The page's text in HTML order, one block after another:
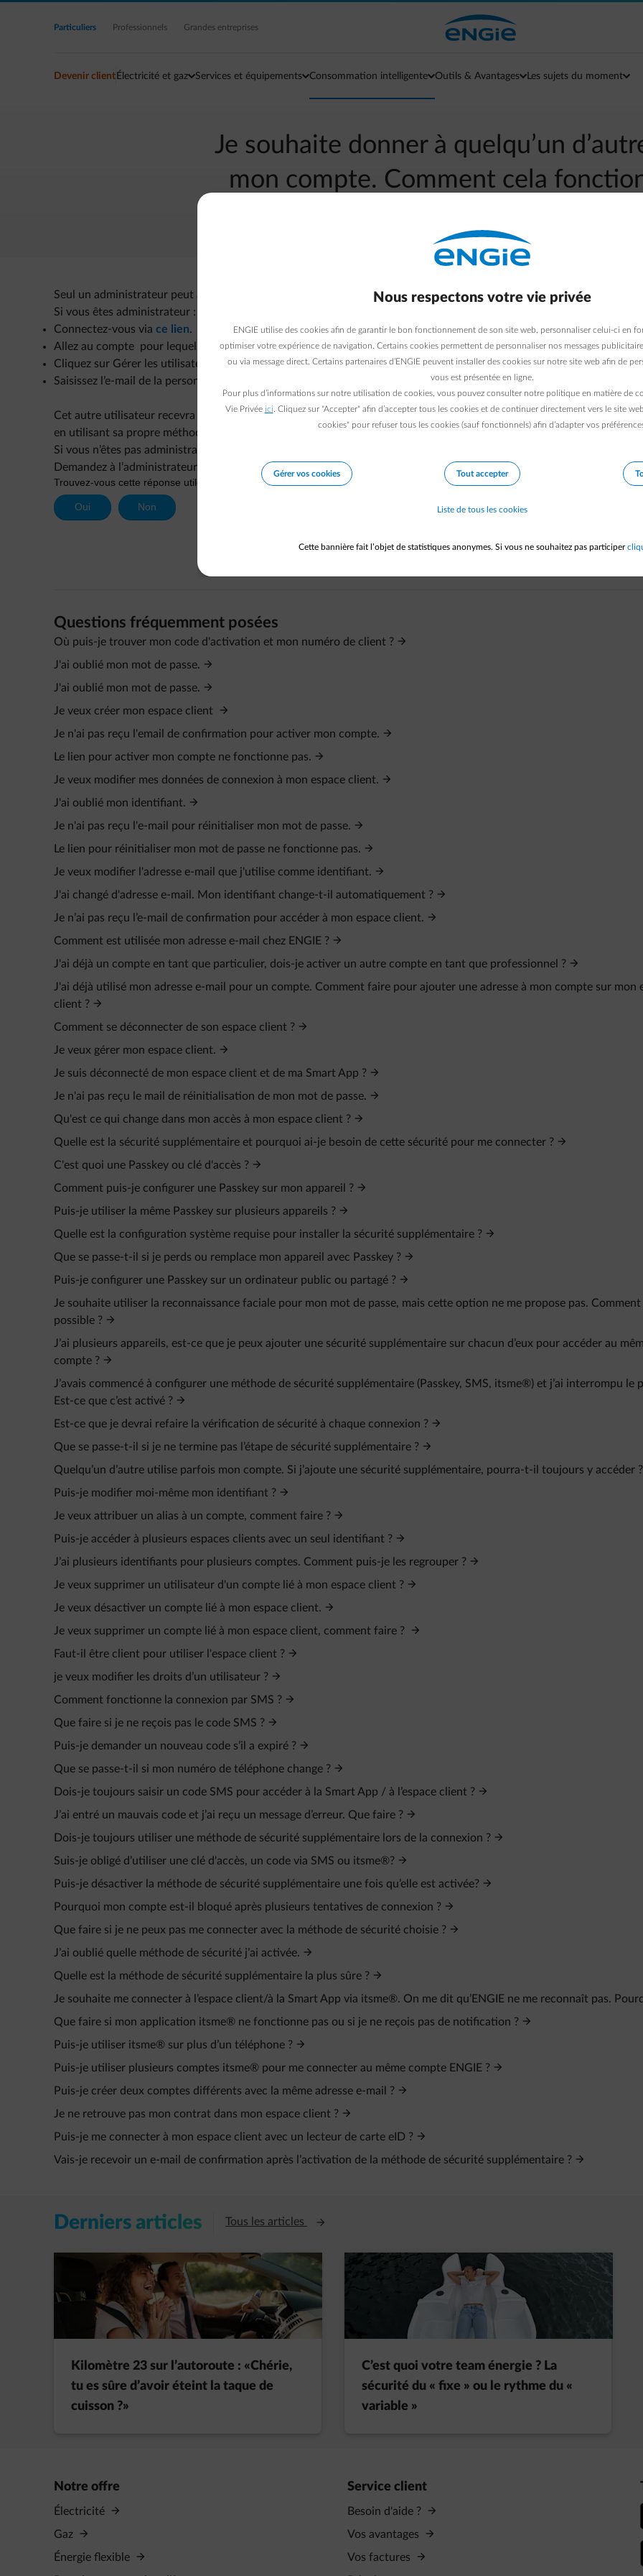
Accéder au contenu principal
Particuliers Professionnels Grandes entreprises
Devenir client Électricité et gaz Services et équipements Consommation intelligente Outils & Avantages Les sujets du moment
Je souhaite donner à quelqu’un
mon compte. Comment cela
Aller à la page contact
Seul un administrateur peut ajouter un utilisateur.
Si vous êtes administrateur :
Connectez-vous via ce lien.
Allez au compte pour lequel vous souhaitez ajouter un utilisateur
Cliquez sur Gérer les utilisateurs du compte concerné.
Saisissez l’e-mail de la personne à inviter.
Cet autre utilisateur recevra une invitation par e-mail et pourra alors se connecter à votre compte en tant qu’autre
en utilisant sa propre méthode de sécurité
Si vous n’êtes pas administrateur :
Demandez à l’administrateur de vous donner les droits nécessaires.
Questions fréquemment posées
Où puis-je trouver mon code d'activation et mon numéro de client ?
J'ai oublié mon mot de passe.
J'ai oublié mon mot de passe.
Je veux créer mon espace client
Je n'ai pas reçu l'email de confirmation pour activer mon compte.
Le lien pour activer mon compte ne fonctionne pas.
Je veux modifier mes données de connexion à mon espace client.
J'ai oublié mon identifiant.
Je n'ai pas reçu l'e-mail pour réinitialiser mon mot de passe.
Le lien pour réinitialiser mon mot de passe ne fonctionne pas.
Je veux modifier l'adresse e-mail que j'utilise comme identifiant.
J'ai changé d'adresse e-mail. Mon identifiant change-t-il automatiquement ?
Je n’ai pas reçu l’e‑mail de confirmation pour accéder à mon espace client.
Comment est utilisée mon adresse e-mail chez ENGIE ?
J'ai déjà un compte en tant que particulier, dois-je activer un autre compte en tant que professionnel ?
J'ai déjà utilisé mon adresse e-mail pour un compte. Comment faire pour ajouter une adresse à mon compte sur mon
client ?
Comment se déconnecter de son espace client ?
Je veux gérer mon espace client.
Je suis déconnecté de mon espace client et de ma Smart App ?
Je n'ai pas reçu le mail de réinitialisation de mon mot de passe.
Qu'est ce qui change dans mon accès à mon espace client ?
Quelle est la sécurité supplémentaire et pourquoi ai-je besoin de cette sécurité pour me connecter ?
C'est quoi une Passkey ou clé d'accès ?
Comment puis-je configurer une Passkey sur mon appareil ?
Puis-je utiliser la même Passkey sur plusieurs appareils ?
Quelle est la configuration système requise pour installer la sécurité supplémentaire ?
Que se passe-t-il si je perds ou remplace mon appareil avec Passkey ?
Puis-je configurer une Passkey sur un ordinateur public ou partagé ?
Je souhaite utiliser la reconnaissance faciale pour mon mot de passe, mais cette option ne me propose pas.
possible ?
J’ai plusieurs appareils, est-ce que je peux ajouter une sécurité supplémentaire sur chacun d’eux pour accéder au
compte ?
J’avais commencé à configurer une méthode de sécurité supplémentaire (Passkey, SMS, itsme®) et j’ai interrompu le
Est-ce que c’est activé ?
Est-ce que je devrai refaire la vérification de sécurité à chaque connexion ?
Que se passe-t-il si je ne termine pas l’étape de sécurité supplémentaire ?
Quelqu’un d’autre utilise parfois mon compte. Si j’ajoute une sécurité supplémentaire, pourra-t-il toujours y accéder ?
Puis-je modifier moi-même mon identifiant ?
Je veux attribuer un alias à un compte, comment faire ?
Puis-je accéder à plusieurs espaces clients avec un seul identifiant ?
J’ai plusieurs identifiants pour plusieurs comptes. Comment puis-je les regrouper ?
Je veux supprimer un utilisateur d'un compte lié à mon espace client ?
Je veux désactiver un compte lié à mon espace client.
Je veux supprimer un compte lié à mon espace client, comment faire ?
Faut-il être client pour utiliser l'espace client ?
je veux modifier les droits d’un utilisateur ?
Comment fonctionne la connexion par SMS ?
Que faire si je ne reçois pas le code SMS ?
Puis-je demander un nouveau code s’il a expiré ?
Que se passe-t-il si mon numéro de téléphone change ?
Dois-je toujours saisir un code SMS pour accéder à la Smart App / à l’espace client ?
J’ai entré un mauvais code et j’ai reçu un message d’erreur. Que faire ?
Dois-je toujours utiliser une méthode de sécurité supplémentaire lors de la connexion ?
Suis-je obligé d’utiliser une clé d'accès, un code via SMS ou itsme®?
Puis-je désactiver la méthode de sécurité supplémentaire une fois qu’elle est activée?
Pourquoi mon compte est-il bloqué après plusieurs tentatives de connexion ?
Que faire si je ne peux pas me connecter avec la méthode de sécurité choisie ?
J’ai oublié quelle méthode de sécurité j’ai activée.
Quelle est la méthode de sécurité supplémentaire la plus sûre ?
Je souhaite me connecter à l’espace client/à la Smart App via itsme®. On me dit qu’ENGIE ne me reconnaît pas.
Que faire si mon application itsme® ne fonctionne pas ou si je ne reçois pas de notification ?
Puis-je utiliser itsme® sur plus d’un téléphone ?
Puis-je utiliser plusieurs comptes itsme® pour me connecter au même compte ENGIE ?
Puis-je créer deux comptes différents avec la même adresse e‑mail ?
Je ne retrouve pas mon contrat dans mon espace client ?
Puis-je me connecter à mon espace client avec un lecteur de carte eID ?
Vais-je recevoir un e‑mail de confirmation après l’activation de la méthode de sécurité supplémentaire ?
Derniers articles Tous les articles Ouvre un nouvel onglet
Kilomètre 23 sur l’autoroute : «Chérie,
tu es sûre d’avoir éteint la taque de
cuisson ?»
C’est quoi votre team énergie ? La
sécurité du « fixe » ou le rythme du «
variable »
Notre offre
Électricité
Gaz
Énergie flexible
Service client
Besoin d'aide ?
Vos avantages
Vos factures
Nous respectons votre vie privée
ENGIE utilise des cookies afin de garantir le bon fonctionnement de son site web, personnaliser celui-ci en
optimiser votre expérience de navigation. Certains cookies permettent de personnaliser nos messages
ou via message direct. Certains partenaires d’ENGIE peuvent installer des cookies sur notre site web afin de
vous est présentée en ligne.
Pour plus d’informations sur notre utilisation de cookies, vous pouvez consulter notre politique en matière de
Vie Privée ici . Cliquez sur "Accepter" afin d’accepter tous les cookies et de continuer directement vers le site
cookies" pour refuser tous les cookies (sauf fonctionnels) afin d’adapter vos
Gérer vos cookies Tout accepter
Liste de tous les cookies
Cette bannière fait l’objet de statistiques anonymes. Si vous ne souhaitez pas participer